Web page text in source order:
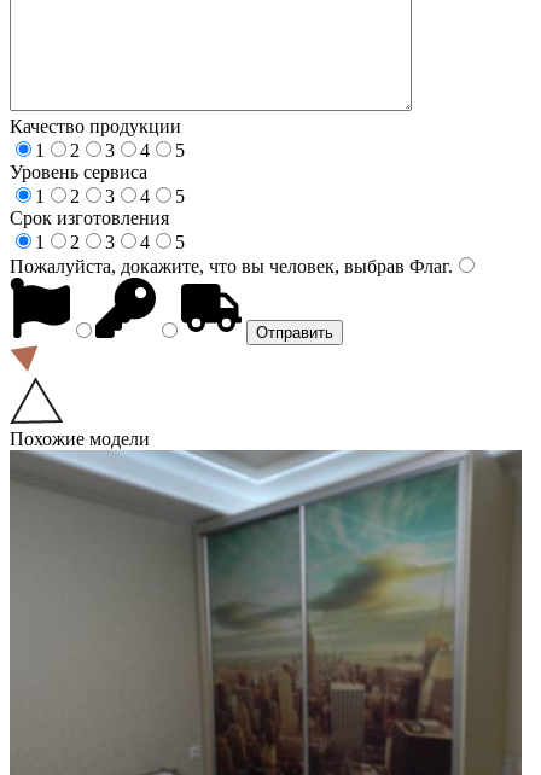
Качество продукции
1
2 3 4
5
Уровень сервиса
1
2 3 4
5
Срок изготовления
1
2 3 4
5
Пожалуйста, докажите, что вы человек, выбрав Флаг.
Похожие модели